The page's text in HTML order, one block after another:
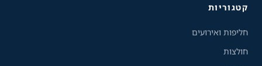
קטגוריות
חליפות ואירועים
חולצות
גודל טקסט